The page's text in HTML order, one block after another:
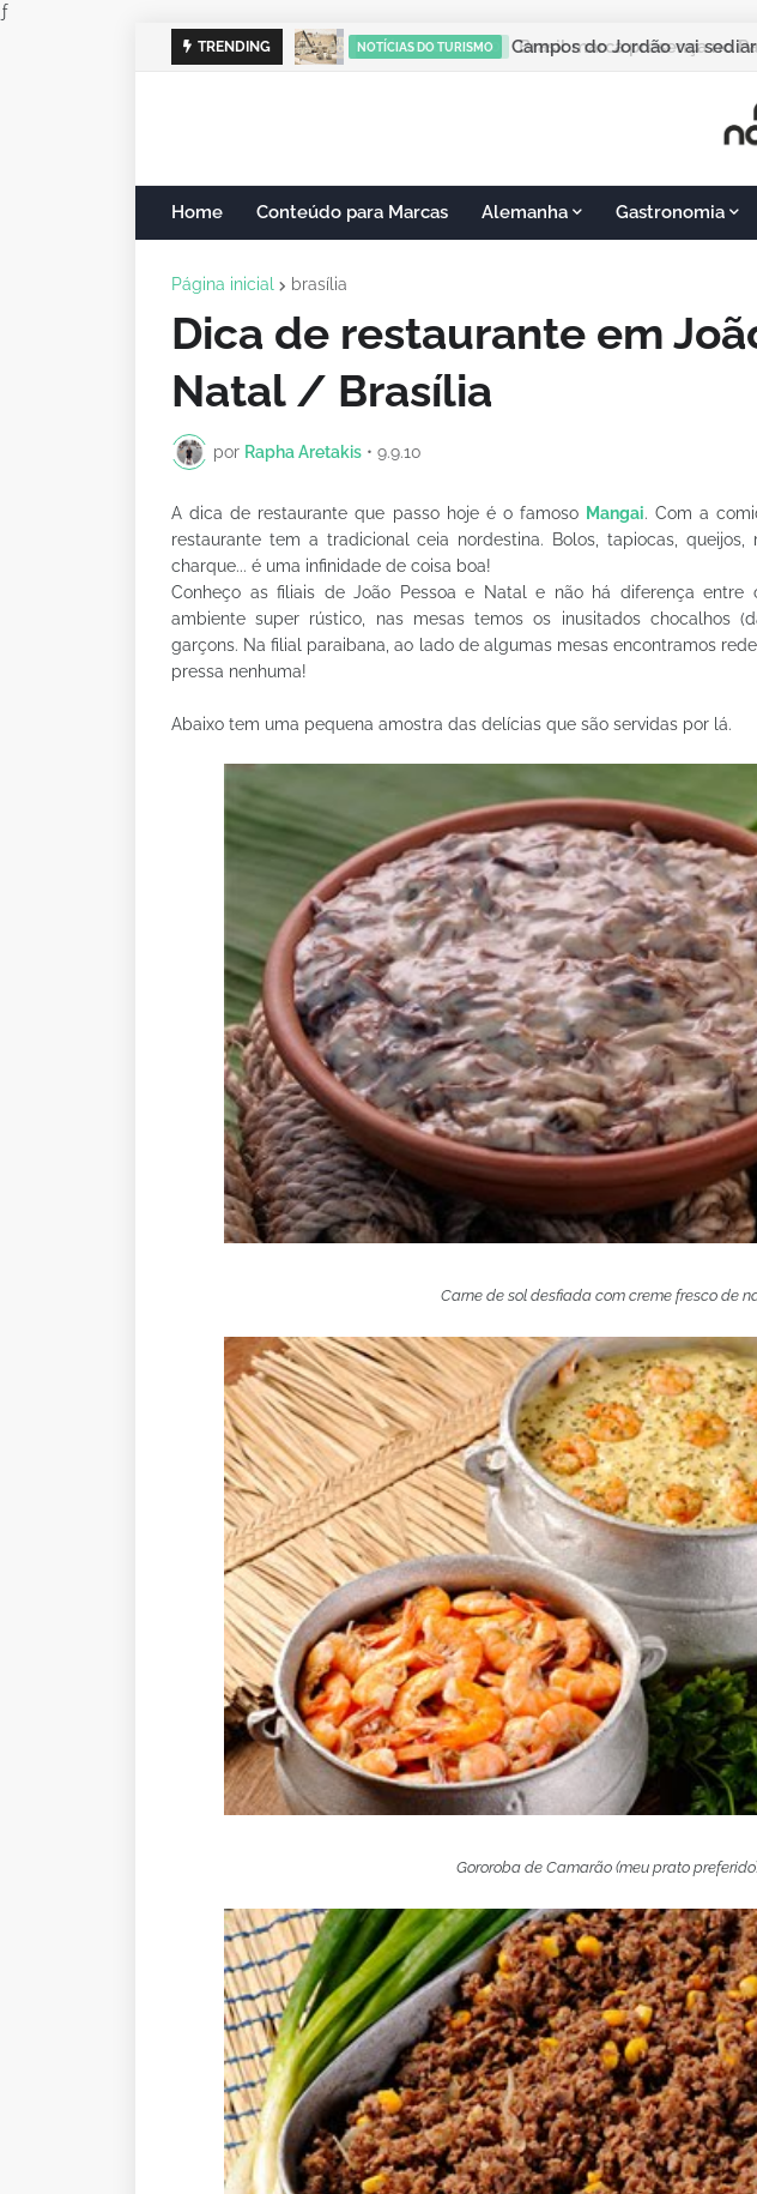
ƒ
TRENDING NOTÍCIAS DO TURISMO Campos do Jordão vai
Home Conteúdo para Marcas Alemanha Gastronomia
Página inicial brasília
Dica de restaurante em
Natal / Brasília
por Rapha Aretakis • 9.9.10
A dica de restaurante que passo hoje é o famoso Mangai. Com a
restaurante tem a tradicional ceia nordestina. Bolos, tapiocas,
charque... é uma infinidade de coisa boa!
Conheço as filiais de João Pessoa e Natal e não há diferença entre
ambiente super rústico, nas mesas temos os inusitados chocalhos
garçons. Na filial paraibana, ao lado de algumas mesas encontramos
pressa nenhuma!
Abaixo tem uma pequena amostra das delícias que são servidas por lá.
Carne de sol desfiada com creme fresco de
Gororoba de Camarão (meu prato preferido